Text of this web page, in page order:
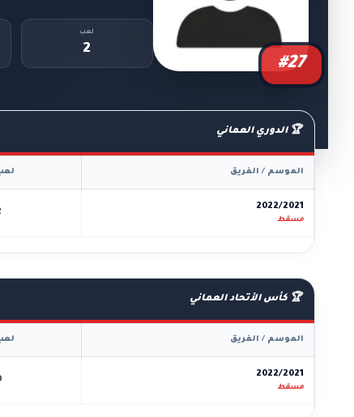
#27
لعب
2
🏆 الدوري العماني
الموسم / الفريق
2022/2021
مسقط
🏆 كأس الأتحاد العماني
الموسم / الفريق
2022/2021
مسقط